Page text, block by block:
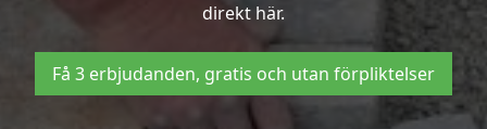
direkt här.
Få 3 erbjudanden, gratis och utan förpliktelser